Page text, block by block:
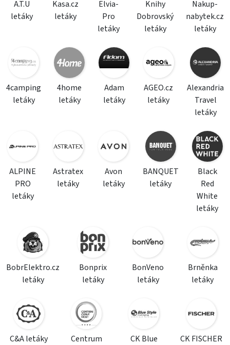
A.T.U
letáky
Kasa.cz
letáky
Elvia-
Pro
letáky
Knihy
Dobrovský
letáky
Nakup-
nabytek.cz
letáky
4camping
letáky
4home
letáky
Adam
letáky
AGEO.cz
letáky
Alexandria
Travel
letáky
ALPINE
PRO
letáky
Astratex
letáky
Avon
letáky
BANQUET
letáky
Black
Red
White
letáky
BobrElektro.cz
letáky
Bonprix
letáky
BonVeno
letáky
Brněnka
letáky
C&A letáky
Centrum
CK Blue
CK FISCHER